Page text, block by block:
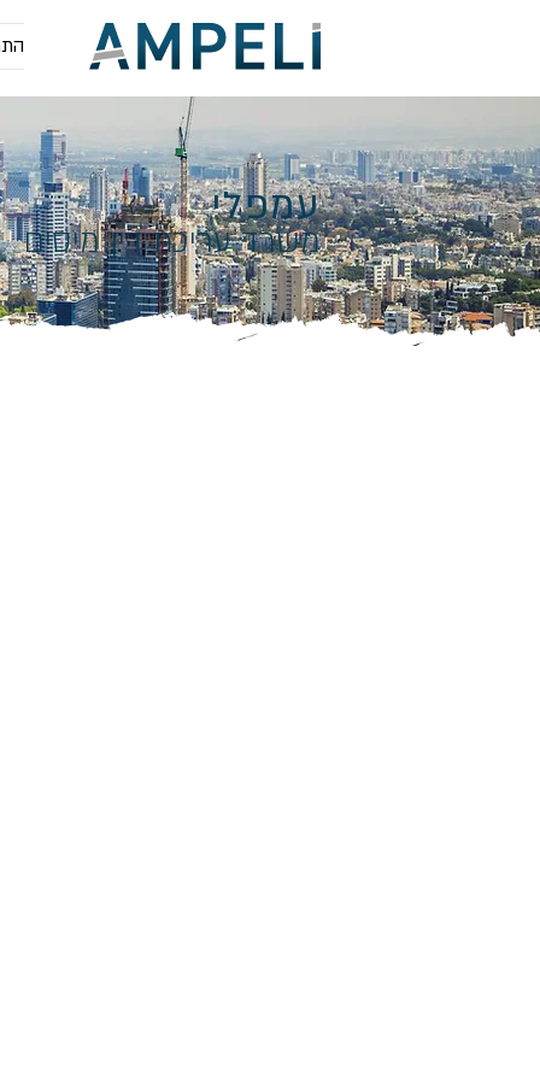
עמפלי
משרד עריכת דין מיסים